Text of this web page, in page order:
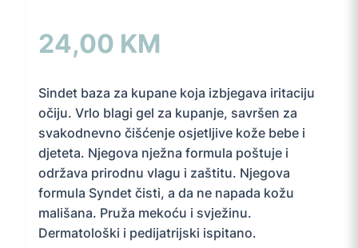
24,00 KM
Sindet baza za kupane koja izbjegava iritaciju
očiju. Vrlo blagi gel za kupanje, savršen za
svakodnevno čišćenje osjetljive kože bebe i
djeteta. Njegova nježna formula poštuje i
održava prirodnu vlagu i zaštitu. Njegova
formula Syndet čisti, a da ne napada kožu
mališana. Pruža mekoću i svježinu.
Dermatološki i pedijatrijski ispitano.